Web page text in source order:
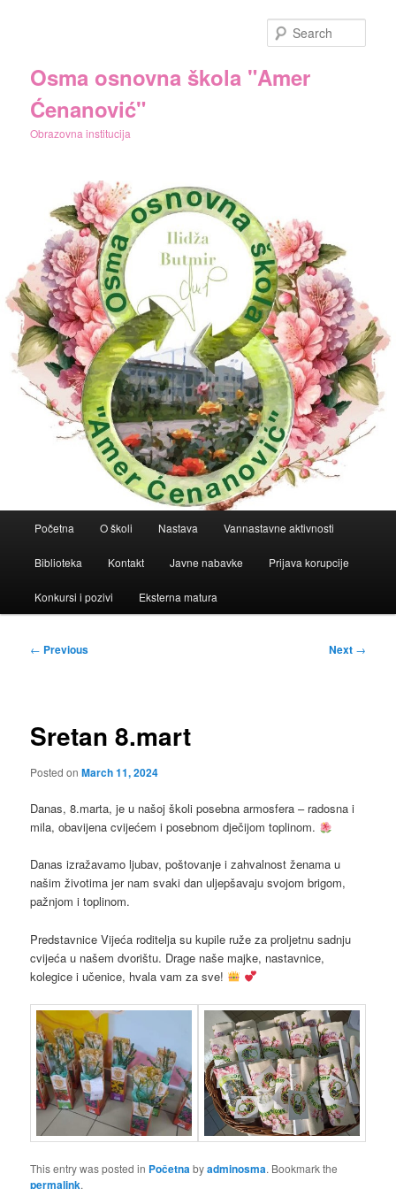
Osma osnovna škola "Amer
Ćenanović"
Obrazovna institucija
Početna O školi Nastava Vannastavne aktivnosti
Biblioteka Kontakt Javne nabavke Prijava korupcije
Konkursi i pozivi Eksterna matura
Post
← Previous Next →
Sretan 8.mart
Posted onMarch 11, 2024
Danas, 8.marta, je u našoj školi posebna armosfera – radosna i
mila, obavijena cvijećem i posebnom dječijom toplinom.
Danas izražavamo ljubav, poštovanje i zahvalnost ženama u
našim životima jer nam svaki dan uljepšavaju svojom brigom,
pažnjom i toplinom.
Predstavnice Vijeća roditelja su kupile ruže za proljetnu sadnju
cvijeća u našem dvorištu. Drage naše majke, nastavnice,
kolegice i učenice, hvala vam za sve!
This entry was posted in Početnabyadminosma. Bookmark the
permalink.